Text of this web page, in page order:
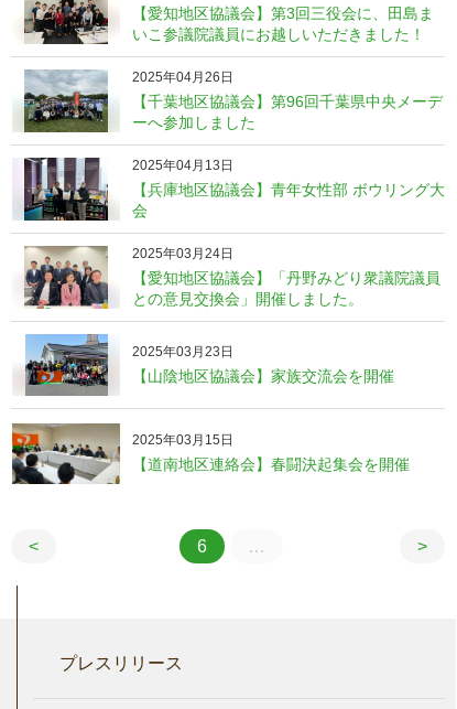
【愛知地区協議会】第3回三役会に、田島ま
いこ参議院議員にお越しいただきました！
2025年04月26日
【千葉地区協議会】第96回千葉県中央メーデ
ーへ参加しました
2025年04月13日
【兵庫地区協議会】青年女性部 ボウリング大
会
2025年03月24日
【愛知地区協議会】「丹野みどり衆議院議員
との意見交換会」開催しました。
2025年03月23日
【山陰地区協議会】家族交流会を開催
2025年03月15日
【道南地区連絡会】春闘決起集会を開催
< 6 … >
プレスリリース